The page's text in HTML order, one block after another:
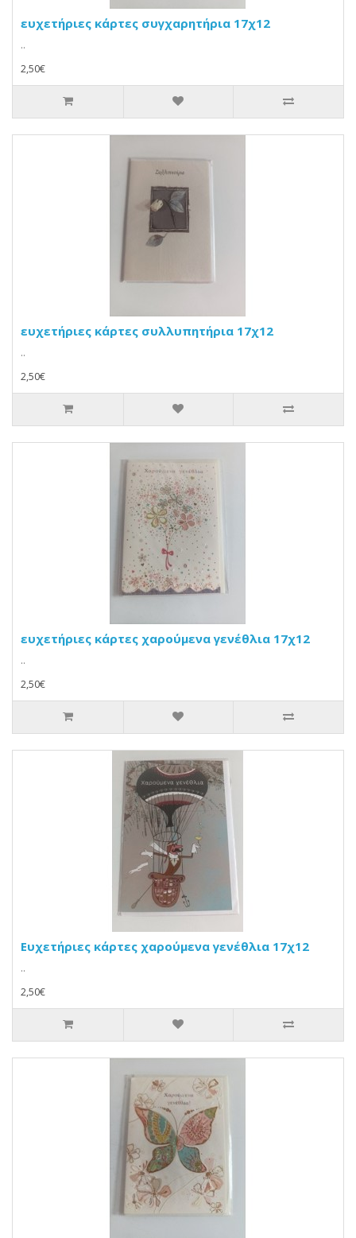
ευχετήριες κάρτες συγχαρητήρια 17χ12
..
2,50€
ευχετήριες κάρτες συλλυπητήρια 17χ12
..
2,50€
ευχετήριες κάρτες χαρούμενα γενέθλια 17χ12
..
2,50€
Ευχετήριες κάρτες χαρούμενα γενέθλια 17χ12
..
2,50€